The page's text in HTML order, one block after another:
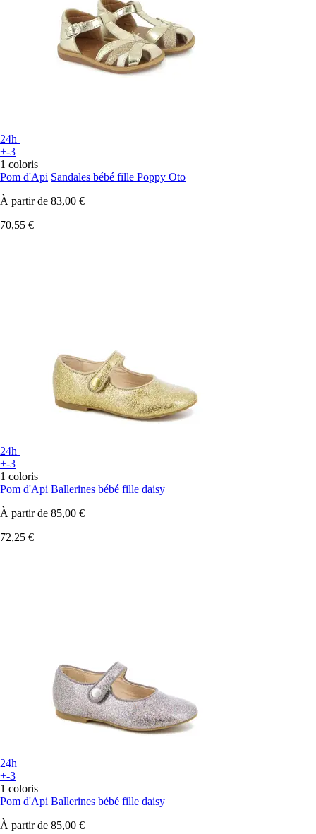
24h
+-3
1 coloris
Pom d'Api Sandales bébé fille Poppy Oto
À partir de 83,00 €
70,55 €
24h
+-3
1 coloris
Pom d'Api Ballerines bébé fille daisy
À partir de 85,00 €
72,25 €
24h
+-3
1 coloris
Pom d'Api Ballerines bébé fille daisy
À partir de 85,00 €